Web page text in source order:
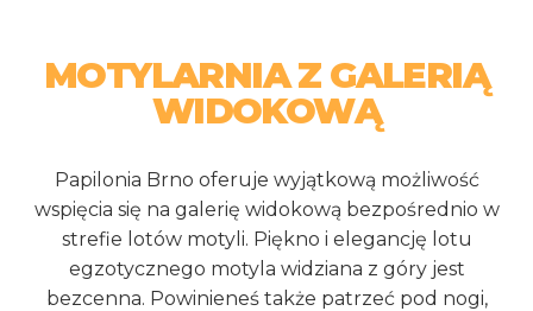
MOTYLARNIA Z GALERIĄ
WIDOKOWĄ
Papilonia Brno oferuje wyjątkową możliwość
wspięcia się na galerię widokową bezpośrednio w
strefie lotów motyli. Piękno i elegancję lotu
egzotycznego motyla widziana z góry jest
bezcenna. Powinieneś także patrzeć pod nogi,